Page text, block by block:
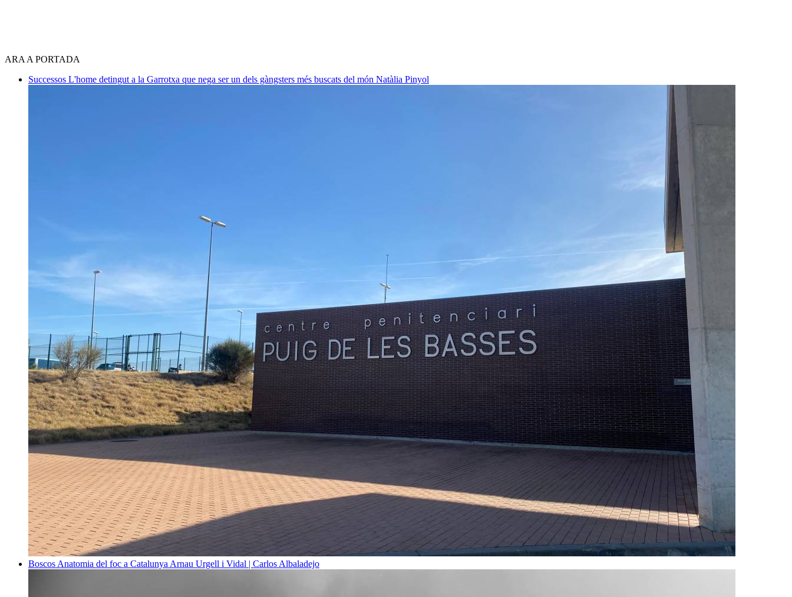
ARA A PORTADA
Successos L'home detingut a la Garrotxa que nega ser un dels gàngsters més buscats del món Natàlia Pinyol
Boscos Anatomia del foc a Catalunya Arnau Urgell i Vidal | Carlos Albaladejo